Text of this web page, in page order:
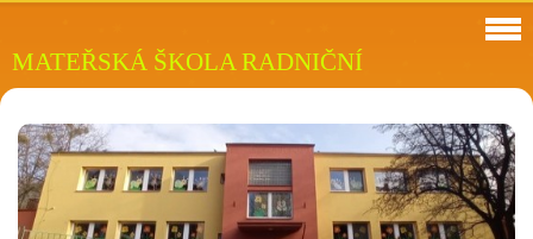
MATEŘSKÁ ŠKOLA RADNIČNÍ